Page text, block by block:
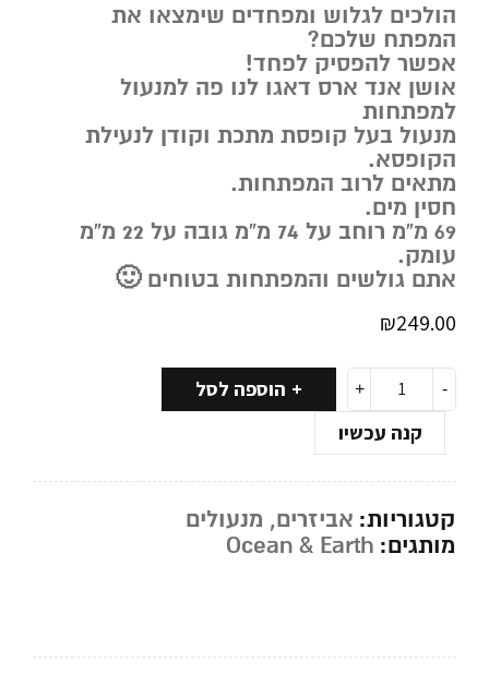
הולכים לגלוש ומפחדים שימצאו את
המפתח שלכם?
אפשר להפסיק לפחד!
אושן אנד ארס דאגו לנו פה למנעול
למפתחות
מנעול בעל קופסת מתכת וקודן לנעילת
הקופסא.
מתאים לרוב המפתחות.
חסין מים.
69 מ”מ רוחב על 74 מ”מ גובה על 22 מ”מ
עומק.
אתם גולשים והמפתחות בטוחים 🙂
₪249.00
הוספה לסל
קנה עכשיו
קטגוריות: אביזרים, מנעולים
מותגים: Ocean & Earth